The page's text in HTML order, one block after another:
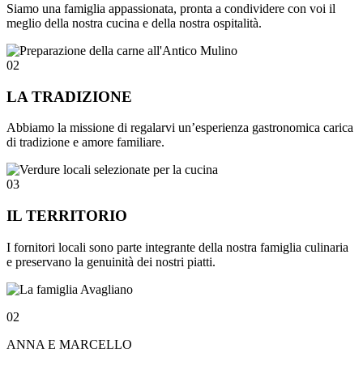
Siamo una famiglia appassionata, pronta a condividere con voi il
meglio della nostra cucina e della nostra ospitalità.
02
LA TRADIZIONE
Abbiamo la missione di regalarvi un’esperienza gastronomica carica
di tradizione e amore familiare.
03
IL TERRITORIO
I fornitori locali sono parte integrante della nostra famiglia culinaria
e preservano la genuinità dei nostri piatti.
02
ANNA E MARCELLO